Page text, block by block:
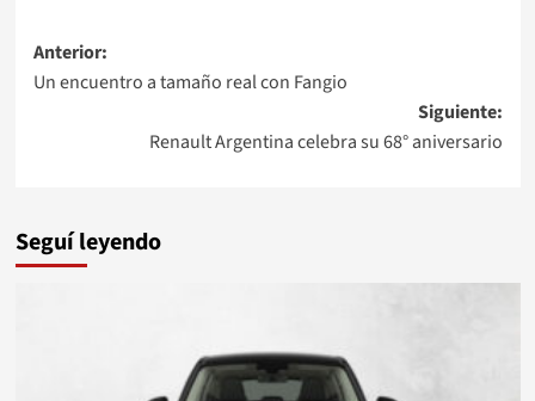
Navegación
de
entradas
Anterior:
Un encuentro a tamaño real con Fangio
Siguiente:
Renault Argentina celebra su 68° aniversario
Seguí leyendo